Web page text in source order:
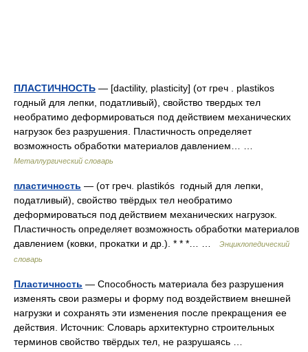
ПЛАСТИЧНОСТЬ — [dactility, plasticity] (от греч . plastikos
годный для лепки, податливый), свойство твердых тел
необратимо деформироваться под действием механических
нагрузок без разрушения. Пластичность определяет
возможность обработки материалов давлением… …
Металлургический словарь
пластичность — (от греч. plastikós годный для лепки,
податливый), свойство твёрдых тел необратимо
деформироваться под действием механических нагрузок.
Пластичность определяет возможность обработки материалов
давлением (ковки, прокатки и др.). * * *… …
Энциклопедический
словарь
Пластичность — Способность материала без разрушения
изменять свои размеры и форму под воздействием внешней
нагрузки и сохранять эти изменения после прекращения ее
действия. Источник: Словарь архитектурно строительных
терминов свойство твёрдых тел, не разрушаясь …